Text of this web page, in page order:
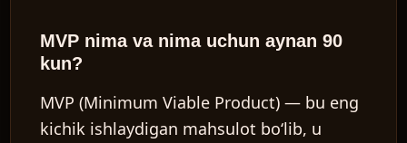
MVP nima va nima uchun aynan 90
kun?
MVP (Minimum Viable Product) — bu eng
kichik ishlaydigan mahsulot bo‘lib, u